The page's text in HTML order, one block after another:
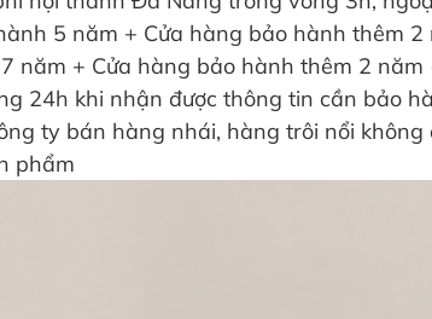
5 năm + Cửa hàng bảo hành thêm
năm + Cửa hàng bảo hành thêm 2 năm
24h khi nhận được thông tin cần bảo
ty bán hàng nhái, hàng trôi nổi không
phẩm